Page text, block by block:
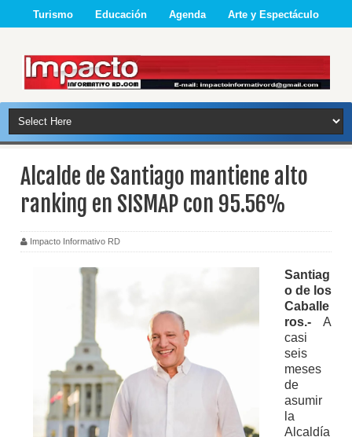
Turismo Educación Agenda Arte y Espectáculo
Alcalde de Santiago mantiene alto
ranking en SISMAP con 95.56%
Impacto Informativo RD
Santiag
o de los
Caballe
ros.- A
casi
seis
meses
de
asumir
la
Alcaldía